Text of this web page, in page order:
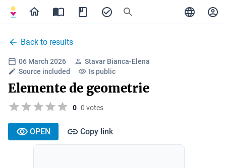
Back to results
06 March 2026
Stavar Bianca-Elena
Source included
Is public
Elemente de geometrie
0 0 votes
OPEN Copy link